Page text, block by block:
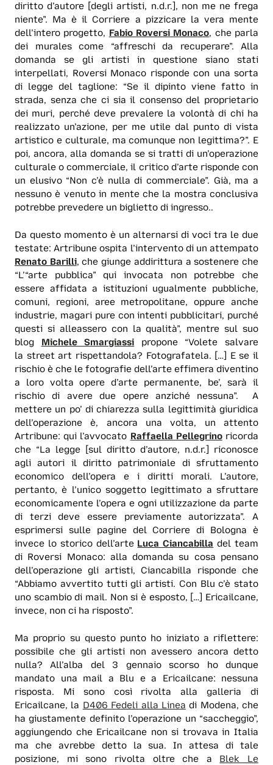
diritto d’autore [degli artisti, n.d.r.], non me ne frega
niente”. Ma è il Corriere a pizzicare la vera mente
dell’intero progetto, Fabio Roversi Monaco, che parla
dei murales come “affreschi da recuperare”. Alla
domanda se gli artisti in questione siano stati
interpellati, Roversi Monaco risponde con una sorta
di legge del taglione: “Se il dipinto viene fatto in
strada, senza che ci sia il consenso del proprietario
dei muri, perché deve prevalere la volontà di chi ha
realizzato un’azione, per me utile dal punto di vista
artistico e culturale, ma comunque non legittima?”. E
poi, ancora, alla domanda se si tratti di un’operazione
culturale o commerciale, il critico d’arte risponde con
un elusivo “Non c’è nulla di commerciale”. Già, ma a
nessuno è venuto in mente che la mostra conclusiva
potrebbe prevedere un biglietto di ingresso..
Da questo momento è un alternarsi di voci tra le due
testate: Artribune ospita l’intervento di un attempato
Renato Barilli, che giunge addirittura a sostenere che
“L’“arte pubblica” qui invocata non potrebbe che
essere affidata a istituzioni ugualmente pubbliche,
comuni, regioni, aree metropolitane, oppure anche
industrie, magari pure con intenti pubblicitari, purché
questi si alleassero con la qualità”, mentre sul suo
blog Michele Smargiassi propone “Volete salvare
la street art rispettandola? Fotografatela. […] E se il
rischio è che le fotografie dell’arte effimera diventino
a loro volta opere d’arte permanente, be’, sarà il
rischio di avere due opere anziché nessuna”. A
mettere un po’ di chiarezza sulla legittimità giuridica
dell’operazione è, ancora una volta, un attento
Artribune: qui l’avvocato Raffaella Pellegrinoricorda
che “La legge [sul diritto d’autore, n.d.r.] riconosce
agli autori il diritto patrimoniale di sfruttamento
economico dell’opera e i diritti morali. L’autore,
pertanto, è l’unico soggetto legittimato a sfruttare
economicamente l’opera e ogni utilizzazione da parte
di terzi deve essere previamente autorizzata”. A
esprimersi sulle pagine del Corriere di Bologna è
invece lo storico dell’arte Luca Ciancabilla del team
di Roversi Monaco: alla domanda su cosa pensano
dell’operazione gli artisti, Ciancabilla risponde che
“Abbiamo avvertito tutti gli artisti. Con Blu c’è stato
uno scambio di mail. Non si è esposto, […] Ericailcane,
invece, non ci ha risposto”.
Ma proprio su questo punto ho iniziato a riflettere:
possibile che gli artisti non avessero ancora detto
nulla? All’alba del 3 gennaio scorso ho dunque
mandato una mail a Blu e a Ericailcane: nessuna
risposta. Mi sono così rivolta alla galleria di
Ericailcane, la D406 Fedeli alla Linea di Modena, che
ha giustamente definito l’operazione un “saccheggio”,
aggiungendo che Ericailcane non si trovava in Italia
ma che avrebbe detto la sua. In attesa di tale
posizione, mi sono rivolta oltre che a Blek Le